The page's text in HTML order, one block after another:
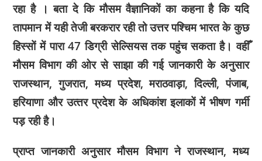
रहा है । बता दे कि मौसम वैज्ञानिकों का कहना है कि यदि
तापमान में यही तेजी बरकरार रही तो उत्तर पश्चिम भारत के कुछ
हिस्सों में पारा 47 डिग्री सेल्सियस तक पहुंच सकता है। वहीँ
मौसम विभाग की ओर से साझा की गई जानकारी के अनुसार
राजस्‍थान, गुजरात, मध्‍य प्रदेश, मराठवाड़ा, दिल्‍ली, पंजाब,
हरियाणा और उत्‍तर प्रदेश के अधिकांश इलाकों में भीषण गर्मी
पड़ रही है।
प्राप्त जानकारी अनुसार मौसम विभाग ने राजस्थान, मध्य